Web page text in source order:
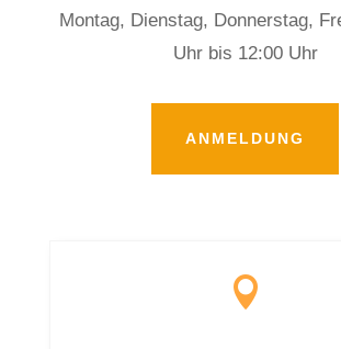
Montag, Dienstag, Donnerstag,
Uhr bis 12:00 Uhr
ANMELDUNG
